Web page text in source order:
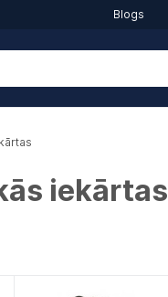
Blogs
iekārtas